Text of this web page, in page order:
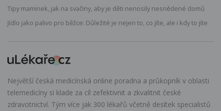
Tipy maminek, jak na svačiny, aby je děti nenosily nesnědené domů
Jídlo jako palivo pro běžce: Důležité je nejen to, co jíte, ale i kdy to jíte
Největší česká medicínská online poradna a průkopník v oblasti
telemedicíny si klade za cíl zefektivnit a zkvalitnit české
zdravotnictví. Tým více jak 300 lékařů včetně desítek specialistů